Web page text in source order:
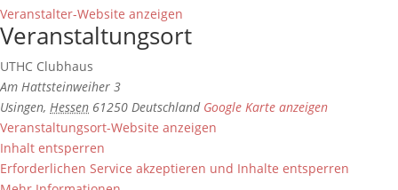
Veranstalter-Website anzeigen
Veranstaltungsort
UTHC Clubhaus
Am Hattsteinweiher 3
Usingen, Hessen 61250 Deutschland Google Karte anzeigen
Veranstaltungsort-Website anzeigen
Inhalt entsperren
Erforderlichen Service akzeptieren und Inhalte entsperren